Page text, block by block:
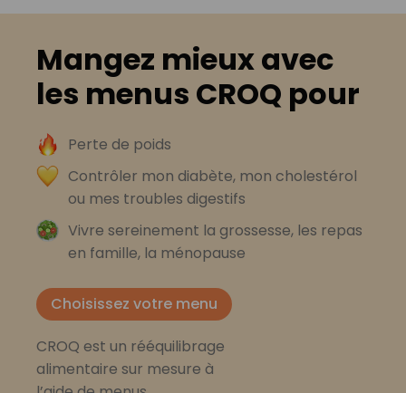
Mangez mieux avec
les menus CROQ pour
Perte de poids
Contrôler mon diabète, mon cholestérol
ou mes troubles digestifs
Vivre sereinement la grossesse, les repas
en famille, la ménopause
Choisissez votre menu
CROQ est un rééquilibrage
alimentaire sur mesure à